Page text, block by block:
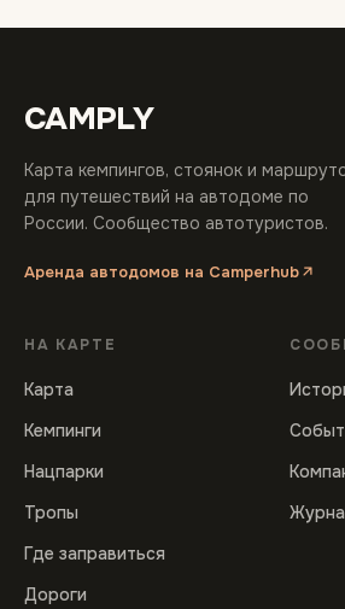
CAMPLY
Карта кемпингов, стоянок и
для путешествий на автодоме по
России. Сообщество автотуристов.
Аренда автодомов на Camperhub
НА КАРТЕ
Карта
Кемпинги
Нацпарки
Тропы
Где заправиться
Дороги